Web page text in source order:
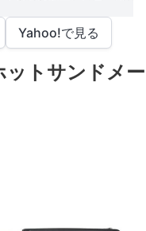
Yahoo!で見る
トサンドメー